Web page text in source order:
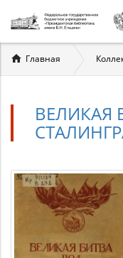
Вы
здесь
Главная
ВЕЛИКАЯ